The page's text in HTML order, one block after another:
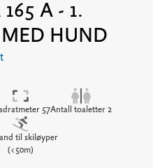
A - 1.
MED HUND
57Antall toaletter 2
til skiløyper
(<50m)